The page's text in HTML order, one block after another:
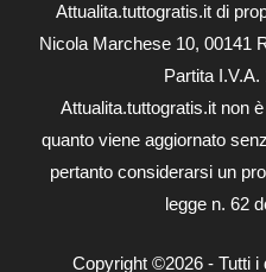
Attualita.tuttogratis.it di
Nicola Marchese 10, 00141
Partita I.V.A.
Attualita.tuttogratis.it non
quanto viene aggiornato
pertanto considerarsi un
legge n. 62
Copyright ©2026 - Tutti i